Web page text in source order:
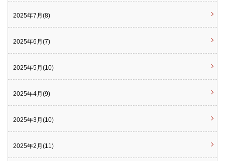
2025年7月(8)
2025年6月(7)
2025年5月(10)
2025年4月(9)
2025年3月(10)
2025年2月(11)